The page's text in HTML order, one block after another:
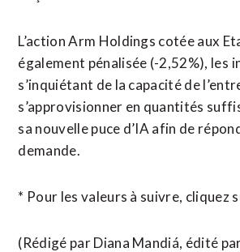
L’action Arm Holdings cotée aux
également pénalisée (-2,52%), les
s’inquiétant de la capacité de
s’approvisionner en quantités
sa nouvelle puce d’IA afin de
demande.
* Pour ​les valeurs à suivre, cliquez
(Rédigé par Diana Mandiá, ​édité